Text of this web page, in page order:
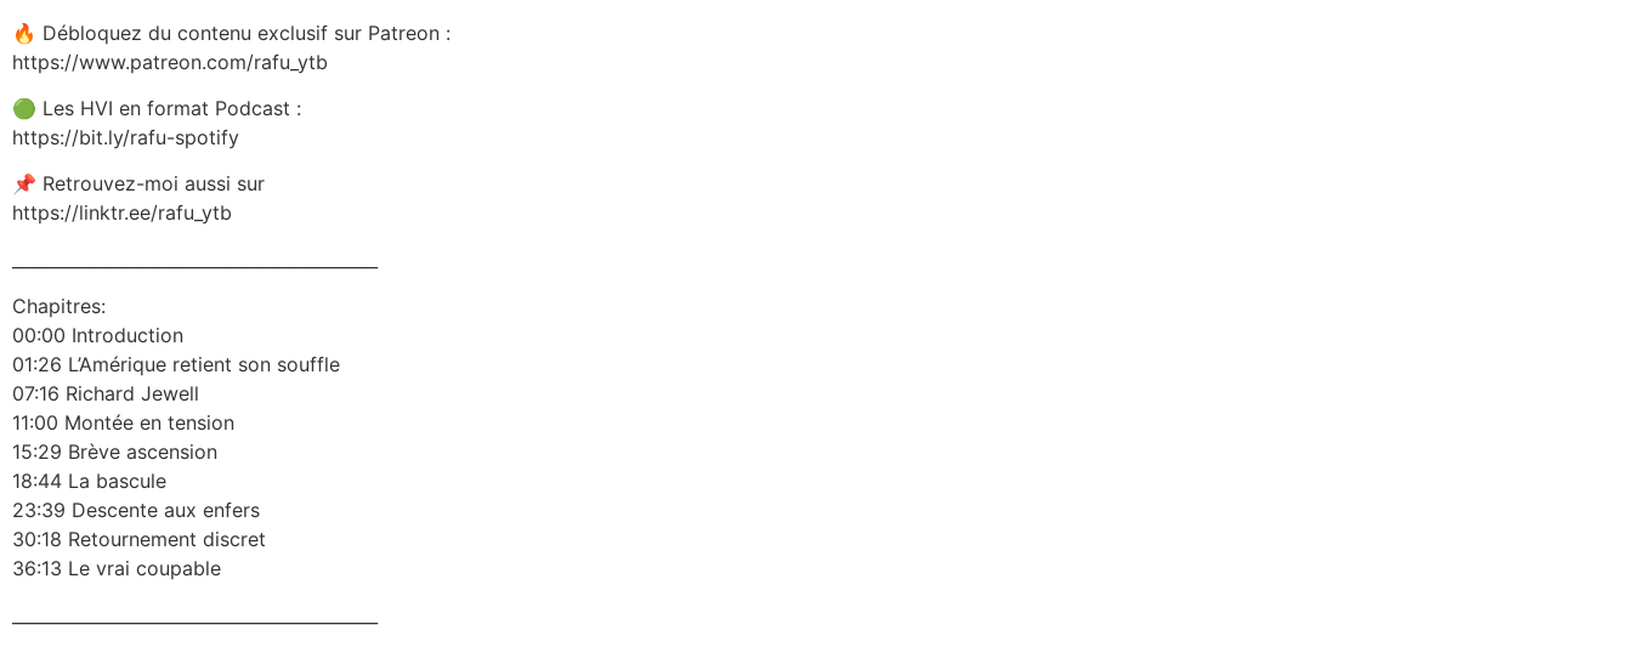
🔥 Débloquez du contenu exclusif sur Patreon :
https://www.patreon.com/rafu_ytb
🟢 Les HVI en format Podcast :
https://bit.ly/rafu-spotify
📌 Retrouvez-moi aussi sur
https://linktr.ee/rafu_ytb
Chapitres:
00:00 Introduction
01:26 L’Amérique retient son souffle
07:16 Richard Jewell
11:00 Montée en tension
15:29 Brève ascension
18:44 La bascule
23:39 Descente aux enfers
30:18 Retournement discret
36:13 Le vrai coupable